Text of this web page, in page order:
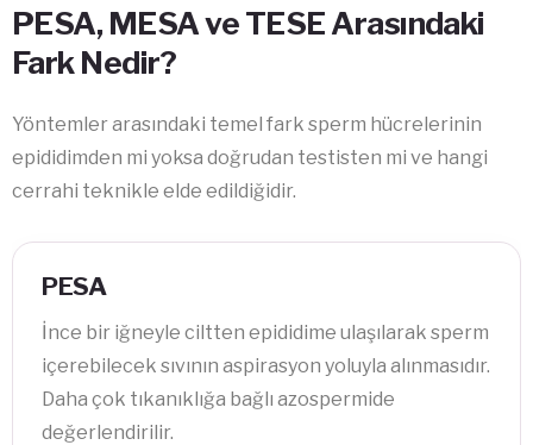
PESA, MESA ve TESE Arasındaki
Fark Nedir?
Yöntemler arasındaki temel fark sperm hücrelerinin
epididimden mi yoksa doğrudan testisten mi ve hangi
cerrahi teknikle elde edildiğidir.
PESA
İnce bir iğneyle ciltten epididime ulaşılarak sperm
içerebilecek sıvının aspirasyon yoluyla alınmasıdır.
Daha çok tıkanıklığa bağlı azospermide
değerlendirilir.